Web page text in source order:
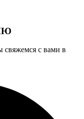
с вами в